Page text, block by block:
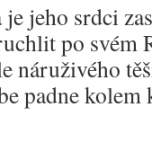
jeho srdci
po svém
náruživého
padne